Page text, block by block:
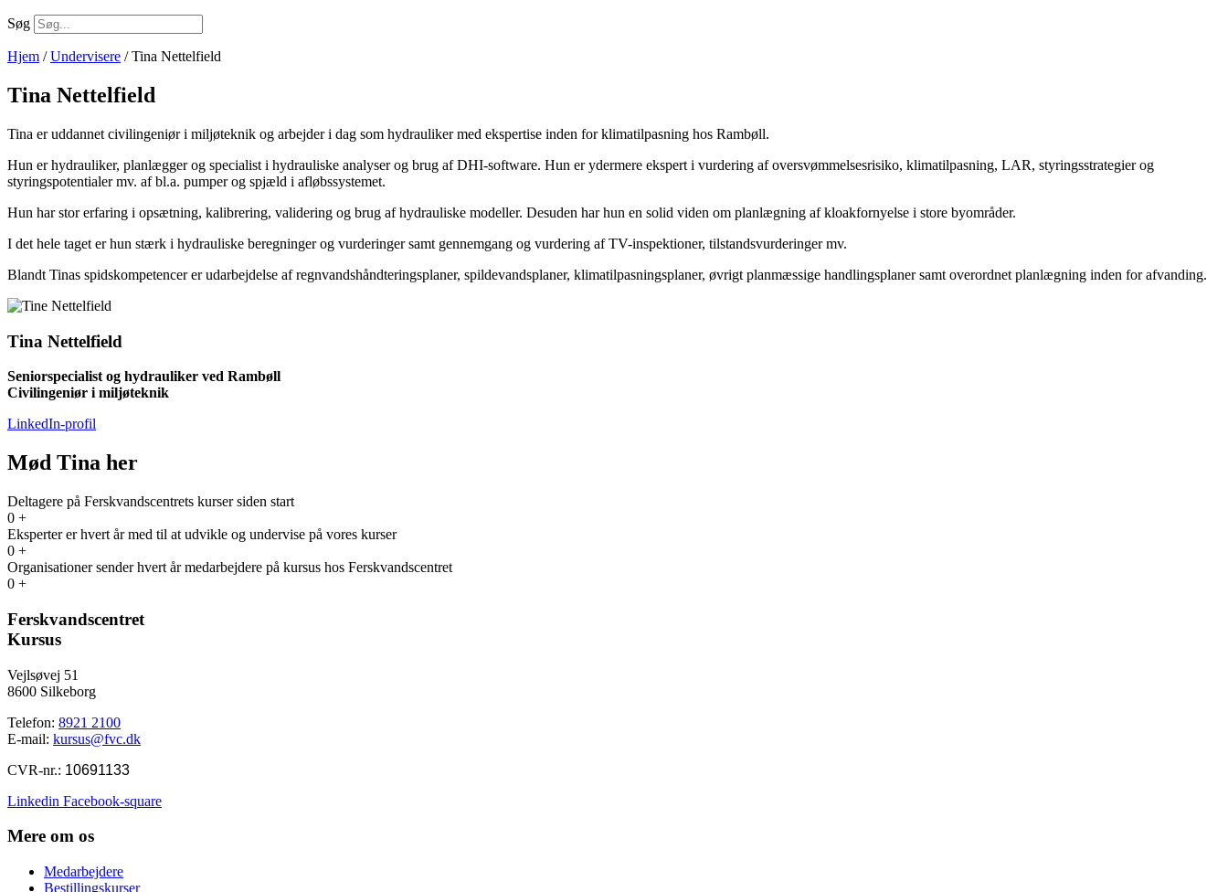
Søg
Hjem /Undervisere / Tina Nettelfield
Tina Nettelfield
Tina er uddannet civilingeniør i miljøteknik og arbejder i dag som hydrauliker med ekspertise inden for klimatilpasning hos Rambøll.
Hun er hydrauliker, planlægger og specialist i hydrauliske analyser og brug af DHI-software. Hun er ydermere ekspert i vurdering af oversvømmelsesrisiko, klimatilpasning, LAR, styringsstrategier og
styringspotentialer mv. af bl.a. pumper og spjæld i afløbssystemet.
Hun har stor erfaring i opsætning, kalibrering, validering og brug af hydrauliske modeller. Desuden har hun en solid viden om planlægning af kloakfornyelse i store byområder.
I det hele taget er hun stærk i hydrauliske beregninger og vurderinger samt gennemgang og vurdering af TV-inspektioner, tilstandsvurderinger mv.
Blandt Tinas spidskompetencer er udarbejdelse af regnvandshåndteringsplaner, spildevandsplaner, klimatilpasningsplaner, øvrigt planmæssige handlingsplaner samt overordnet planlægning inden for afvanding.
Tina Nettelfield
Seniorspecialist og hydrauliker ved Rambøll
Civilingeniør i miljøteknik
LinkedIn-profil
Mød Tina her
Deltagere på Ferskvandscentrets kurser siden start
0 +
Eksperter er hvert år med til at udvikle og undervise på vores kurser
0 +
Organisationer sender hvert år medarbejdere på kursus hos Ferskvandscentret
0 +
Ferskvandscentret
Kursus
Vejlsøvej 51
8600 Silkeborg
Telefon: 8921 2100
E-mail: kursus@fvc.dk
CVR-nr.: 10691133
Linkedin Facebook-square
Mere om os
Medarbejdere
Bestillingskurser